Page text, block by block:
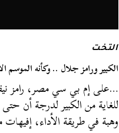
التخت
الكبير ورامز جلال .. وكأنه الموسم
…على إم بي سي مصر، رامز
للغاية من الكبير لدرجة أن حتى
وهبة في طريقة الأداء،